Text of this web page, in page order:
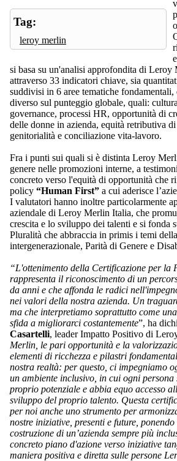
Tag:
leroy merlin
si basa su un'analisi approfondita di Leroy
attraverso 33 indicatori chiave, sia
suddivisi in 6 aree tematiche fondamentali,
diverso sul punteggio globale, quali:
governance, processi HR, opportunità di
delle donne in azienda, equità retributiva
genitorialità e conciliazione vita-lavoro.
Fra i punti sui quali si è distinta Leroy
genere nelle promozioni interne, a
concreto verso l'equità di opportunità che
policy “Human First” a cui aderisce
I valutatori hanno inoltre particolarmente
aziendale di Leroy Merlin Italia, che
crescita e lo sviluppo dei talenti e si fonda
Pluralità che abbraccia in primis i temi
intergenerazionale, Parità di Genere e
“L'ottenimento della Certificazione per la
rappresenta il riconoscimento di un
da anni e che affonda le radici
nei valori della nostra azienda. Un
ma che interpretiamo soprattutto come
sfida a migliorarci costantemente”, ha
Casartelli, leader Impatto Positivo di
Merlin, le pari opportunità e la
elementi di ricchezza e pilastri
nostra realtà: per questo, ci impegniamo
un ambiente inclusivo, in cui ogni
proprio potenziale e abbia equo accesso
sviluppo del proprio talento. Questa
per noi anche uno strumento per
nostre iniziative, presenti e future,
costruzione di un’azienda sempre più
concreto piano d'azione verso iniziative
maniera positiva e diretta sulle persone